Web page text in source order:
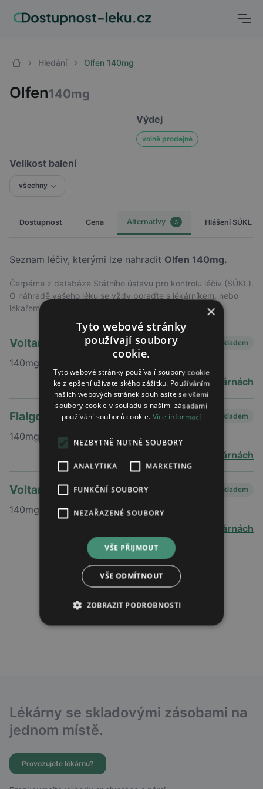
Hledání Olfen 140mg
Olfen140mg
Výdej
volně prodejné
Velikost balení
všechny
Dostupnost Cena Alternativy 3 Hlášení SÚKL
Seznam léčiv, kterými lze nahradit Olfen 140mg.
Čerpáme z databáze Státního ústavu pro kontrolu léčiv (SÚKL).
O náhradě vašeho léku se vždy poraďte s lékárníkem, nebo
lékařem, který vám lék předepsal
Skladem
Voltaren
140mg
ve 2 lékárnách
Skladem
Flalgo
140mg
v 15 lékárnách
Skladem
Voltaren 1x dennĚ
140mg
v 75 lékárnách
Lékárny se skladovými zásobami na
jednom místě.
Provozujete lékárnu?
×
Tyto webové stránky
používají soubory
cookie.
Tyto webové stránky používají soubory cookie
ke zlepšení uživatelského zážitku. Používáním
našich webových stránek souhlasíte se všemi
soubory cookie v souladu s našimi zásadami
používání souborů cookie. Více informací
NEZBYTNĚ NUTNÉ SOUBORY
ANALYTIKA MARKETING
FUNKČNÍ SOUBORY
NEZAŘAZENÉ SOUBORY
VŠE PŘIJMOUT
VŠE ODMÍTNOUT
ZOBRAZIT PODROBNOSTI